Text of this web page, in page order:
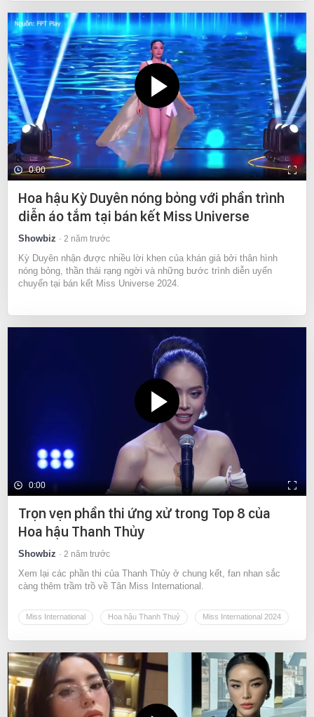
0:00
Hoa hậu Kỳ Duyên nóng bỏng với phần trình
diễn áo tắm tại bán kết Miss Universe
Showbiz 2 năm trước
Kỳ Duyên nhận được nhiều lời khen của khán giả bởi thân hình
nóng bỏng, thần thái rạng ngời và những bước trình diễn uyển
chuyển tại bán kết Miss Universe 2024.
0:00
Trọn vẹn phần thi ứng xử trong Top 8 của
Hoa hậu Thanh Thủy
Showbiz 2 năm trước
Xem lại các phần thi của Thanh Thủy ở chung kết, fan nhan sắc
càng thêm trầm trồ về Tân Miss International.
Miss International Hoa hậu Thanh Thuỷ Miss International 2024